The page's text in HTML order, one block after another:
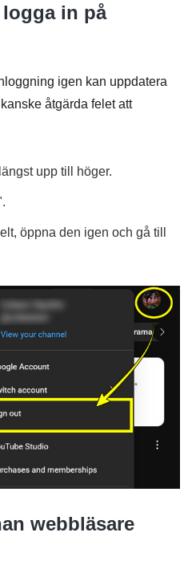
in på
igen kan uppdatera
åtgärda felet att
upp till höger.
öppna den igen och gå till
webbläsare